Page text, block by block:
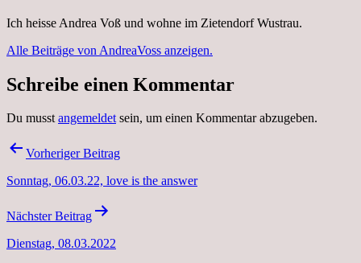
Ich heisse Andrea Voß und wohne im Zietendorf Wustrau.
Alle Beiträge von AndreaVoss anzeigen.
Schreibe einen Kommentar
Du musstangemeldetsein, um einen Kommentar abzugeben.
Beitragsnavigation
Vorheriger Beitrag
Sonntag, 06.03.22, love is the answer
Nächster Beitrag
Dienstag, 08.03.2022